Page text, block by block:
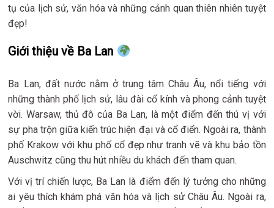
tụ của lịch sử, văn hóa và những cảnh quan thiên nhiên tuyệt
đẹp!
Giới thiệu về Ba Lan
Ba Lan, đất nước nằm ở trung tâm Châu Âu, nổi tiếng với
những thành phố lịch sử, lâu đài cổ kính và phong cảnh tuyệt
vời. Warsaw, thủ đô của Ba Lan, là một điểm đến thú vị với
sự pha trộn giữa kiến trúc hiện đại và cổ điển. Ngoài ra, thành
phố Krakow với khu phố cổ đẹp như tranh vẽ và khu bảo tồn
Auschwitz cũng thu hút nhiều du khách đến tham quan.
Với vị trí chiến lược, Ba Lan là điểm đến lý tưởng cho những
ai yêu thích khám phá văn hóa và lịch sử Châu Âu. Ngoài ra,